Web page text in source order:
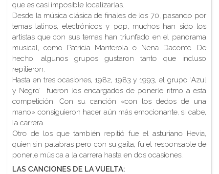
que es casi imposible localizarlas.
Desde la música clásica de finales de los 70, pasando por
temas latinos, electrónicos y pop, muchos han sido los
artistas que con sus temas han triunfado en el panorama
musical, como Patricia Manterola o Nena Daconte. De
hecho, algunos grupos gustaron tanto que incluso
repitieron.
Hasta en tres ocasiones, 1982, 1983 y 1993, el grupo ‘Azul
y Negro’
fueron los encargados de ponerle ritmo a esta
competición. Con su canción «con los dedos de una
mano» consiguieron hacer aún más emocionante, si cabe,
la carrera.
Otro de los que también repitió fue el asturiano Hevia,
quien sin palabras pero con su gaita, fu el responsable de
ponerle música a la carrera hasta en dos ocasiones.
LAS CANCIONES DE LA VUELTA: